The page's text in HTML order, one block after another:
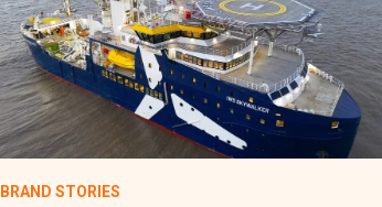
BRAND STORIES